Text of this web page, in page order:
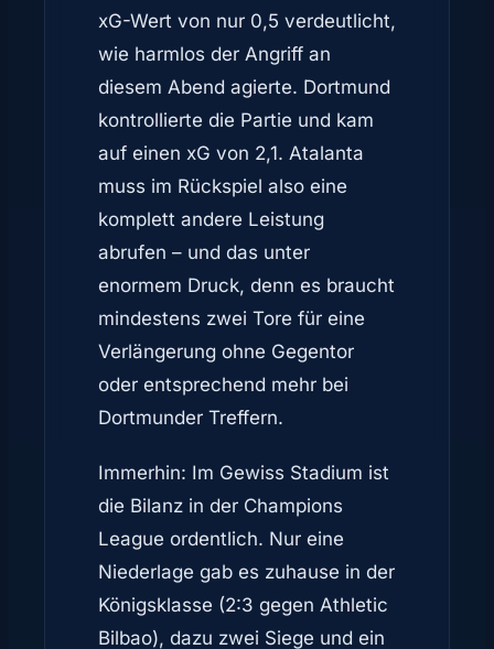
xG-Wert von nur 0,5 verdeutlicht,
wie harmlos der Angriff an
diesem Abend agierte. Dortmund
kontrollierte die Partie und kam
auf einen xG von 2,1. Atalanta
muss im Rückspiel also eine
komplett andere Leistung
abrufen – und das unter
enormem Druck, denn es braucht
mindestens zwei Tore für eine
Verlängerung ohne Gegentor
oder entsprechend mehr bei
Dortmunder Treffern.
Immerhin: Im Gewiss Stadium ist
die Bilanz in der Champions
League ordentlich. Nur eine
Niederlage gab es zuhause in der
Königsklasse (2:3 gegen Athletic
Bilbao), dazu zwei Siege und ein